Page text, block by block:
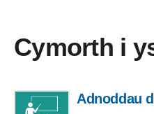
Cymorth i
Adnoddau